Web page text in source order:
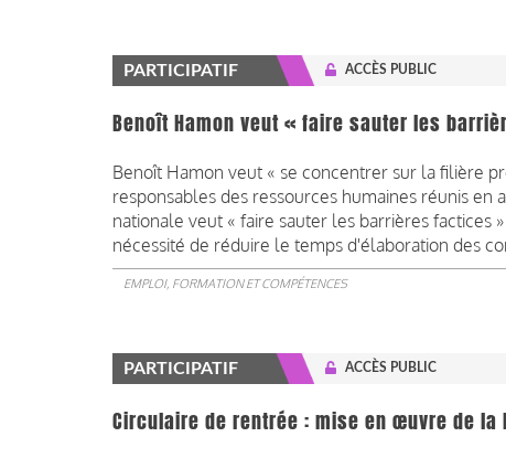
PARTICIPATIF ACCÈS PUBLIC
Benoît Hamon veut « faire sauter les
Benoît Hamon veut « se concentrer sur la filière
responsables des ressources humaines réunis
nationale veut « faire sauter les barrières
nécessité de réduire le temps d'élaboration des
EMPLOI, FORMATION ET COMPÉTENCES
PARTICIPATIF ACCÈS PUBLIC
Circulaire de rentrée : mise en œuvre de la